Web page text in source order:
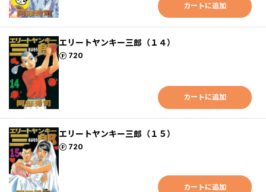
カートに追加
エリートヤンキー三郎（１４）
720
ポイント
カートに追加
エリートヤンキー三郎（１５）
720
ポイント
カートに追加